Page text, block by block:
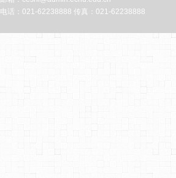
电话：021-62238888 传真：021-62238888